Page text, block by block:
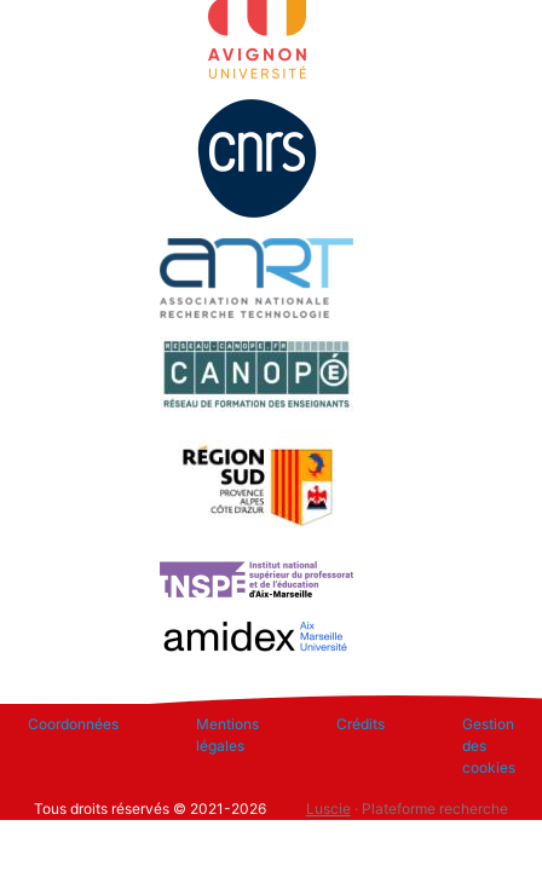
Coordonnées
Mentions
légales
Crédits
Gestion
des
cookies
Tous droits réservés © 2021-2026 Luscie· Plateforme recherche